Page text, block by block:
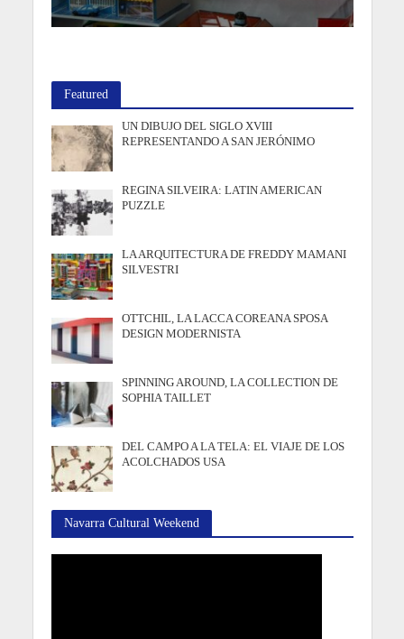
Featured
UN DIBUJO DEL SIGLO XVIII
REPRESENTANDO A SAN JERÓNIMO
REGINA SILVEIRA: LATIN AMERICAN
PUZZLE
LA ARQUITECTURA DE FREDDY MAMANI
SILVESTRI
OTTCHIL, LA LACCA COREANA SPOSA
DESIGN MODERNISTA
SPINNING AROUND, LA COLLECTION DE
SOPHIA TAILLET
DEL CAMPO A LA TELA: EL VIAJE DE LOS
ACOLCHADOS USA
Navarra Cultural Weekend